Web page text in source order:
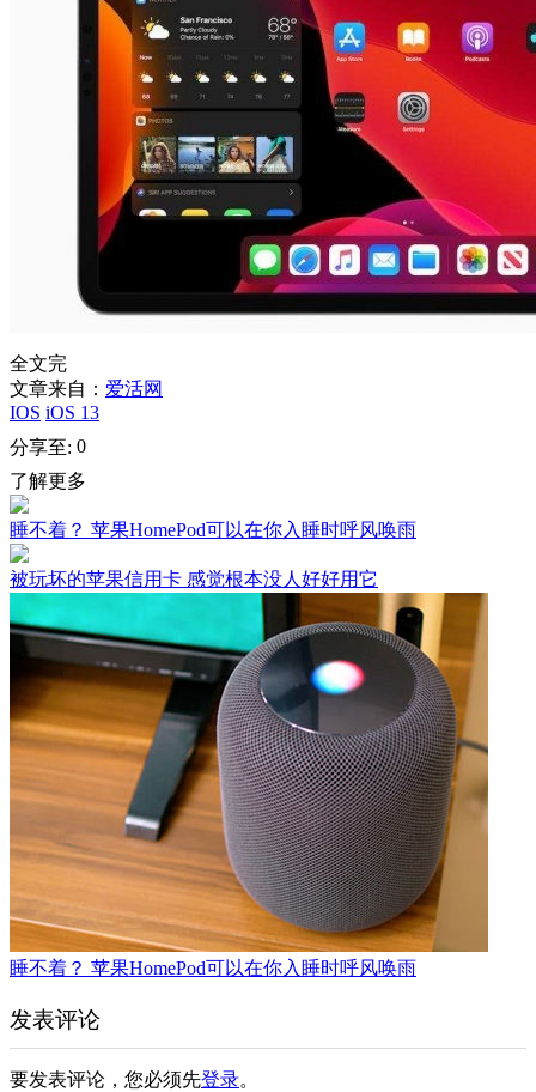
全文完
文章来自： 爱活网
IOS iOS 13
分享至: 0
了解更多
睡不着？ 苹果HomePod可以在你入睡时呼风唤雨
被玩坏的苹果信用卡 感觉根本没人好好用它
睡不着？ 苹果HomePod可以在你入睡时呼风唤雨
发表评论
要发表评论，您必须先登录。